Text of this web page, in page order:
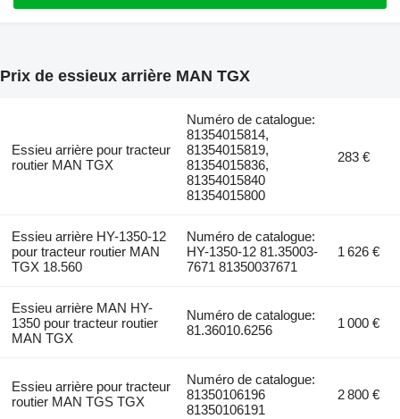
Prix de essieux arrière MAN TGX
Essieu arrière pour tracteur
routier MAN TGX
Numéro de catalogue:
81354015814,
81354015819,
81354015836,
81354015840
81354015800
283 €
Essieu arrière HY-1350-12
pour tracteur routier MAN
TGX 18.560
Numéro de catalogue:
HY-1350-12 81.35003-
7671 81350037671
1 626 €
Essieu arrière MAN HY-
1350 pour tracteur routier
MAN TGX
Numéro de catalogue:
81.36010.6256
1 000 €
Essieu arrière pour tracteur
routier MAN TGS TGX
Numéro de catalogue:
81350106196
81350106191
2 800 €